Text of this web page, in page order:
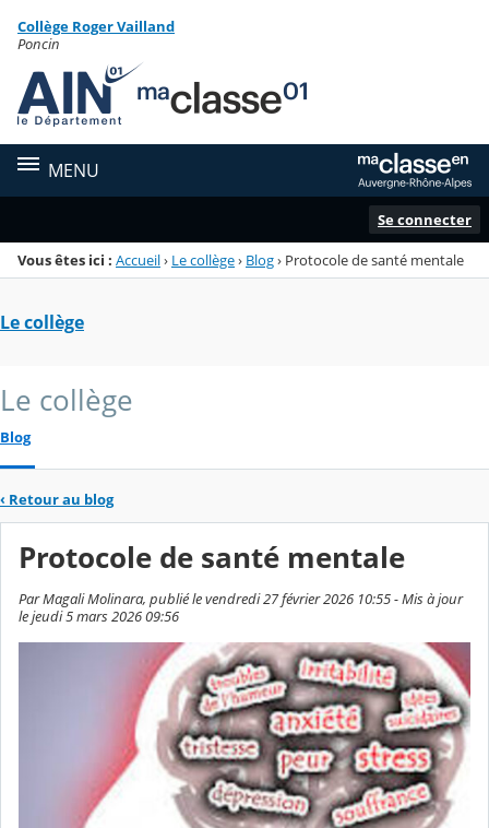
Menu de la rubrique
Contenu
Collège Roger Vailland
Poncin
MENU
Se connecter
Vous êtes ici : Accueil› Le collège› Blog› Protocole de santé mentale
Le collège
Le collège
Blog
‹ Retour au blog
Protocole de santé mentale
Par Magali Molinara, publié le vendredi 27 février 2026 10:55 - Mis à jour
le jeudi 5 mars 2026 09:56